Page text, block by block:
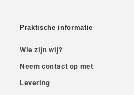
Praktische informatie
Wie zijn wij?
Neem contact op met
Levering